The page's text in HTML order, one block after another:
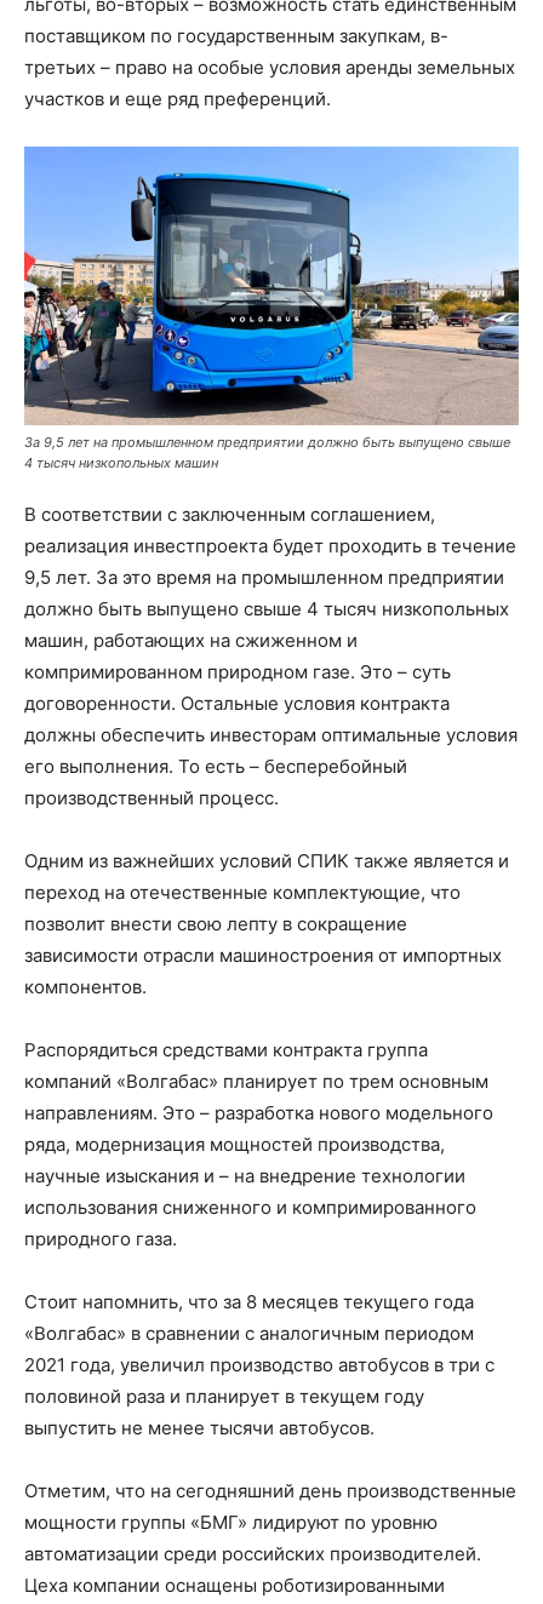
поставщиком по государственным закупкам, в-
третьих – право на особые условия аренды земельных
участков и еще ряд преференций.
За 9,5 лет на промышленном предприятии должно быть выпущено свыше
4 тысяч низкопольных машин
В соответствии с заключенным соглашением,
реализация инвестпроекта будет проходить в течение
9,5 лет. За это время на промышленном предприятии
должно быть выпущено свыше 4 тысяч низкопольных
машин, работающих на сжиженном и
компримированном природном газе. Это – суть
договоренности. Остальные условия контракта
должны обеспечить инвесторам оптимальные условия
его выполнения. То есть – бесперебойный
производственный процесс.
Одним из важнейших условий СПИК также является и
переход на отечественные комплектующие, что
позволит внести свою лепту в сокращение
зависимости отрасли машиностроения от импортных
компонентов.
Распорядиться средствами контракта группа
компаний «Волгабас» планирует по трем основным
направлениям. Это – разработка нового модельного
ряда, модернизация мощностей производства,
научные изыскания и – на внедрение технологии
использования сниженного и компримированного
природного газа.
Стоит напомнить, что за 8 месяцев текущего года
«Волгабас» в сравнении с аналогичным периодом
2021 года, увеличил производство автобусов в три с
половиной раза и планирует в текущем году
выпустить не менее тысячи автобусов.
Отметим, что на сегодняшний день производственные
мощности группы «БМГ» лидируют по уровню
автоматизации среди российских производителей.
Цеха компании оснащены роботизированными